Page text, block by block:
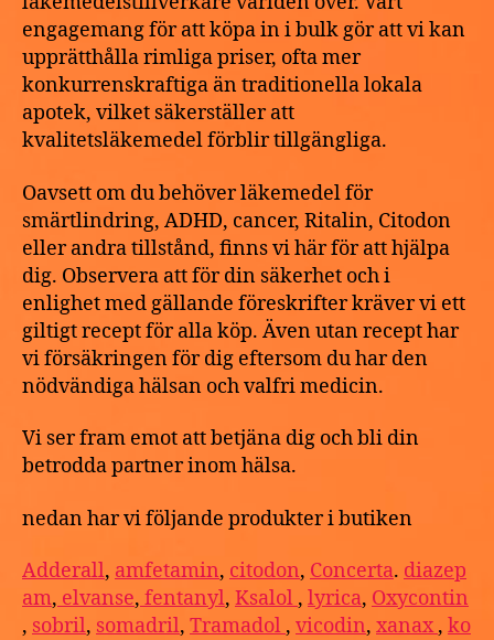
engagemang för att köpa in i bulk gör att vi kan
upprätthålla rimliga priser, ofta mer
konkurrenskraftiga än traditionella lokala
apotek, vilket säkerställer att
kvalitetsläkemedel förblir tillgängliga.
Oavsett om du behöver läkemedel för
smärtlindring, ADHD, cancer, Ritalin, Citodon
eller andra tillstånd, finns vi här för att hjälpa
dig. Observera att för din säkerhet och i
enlighet med gällande föreskrifter kräver vi ett
giltigt recept för alla köp. Även utan recept har
vi försäkringen för dig eftersom du har den
nödvändiga hälsan och valfri medicin.
Vi ser fram emot att betjäna dig och bli din
betrodda partner inom hälsa.
nedan har vi följande produkter i butiken
Adderall, amfetamin, citodon, Concerta. diazep
am, elvanse, fentanyl, Ksalol , lyrica, Oxycontin
, sobril, somadril, Tramadol , vicodin, xanax, ko